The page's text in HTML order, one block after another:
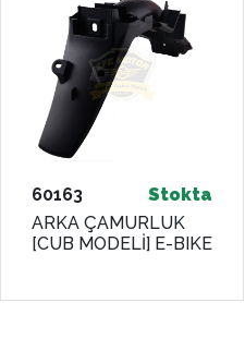
60163
Stokta
ARKA ÇAMURLUK
[CUB MODELİ] E-BIKE